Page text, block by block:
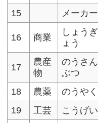
15 メーカー
16 商業
しょうぎ
ょう
17
農産
物
のうさん
ぶつ
18 農薬 のうやく
19
工芸 こうげい